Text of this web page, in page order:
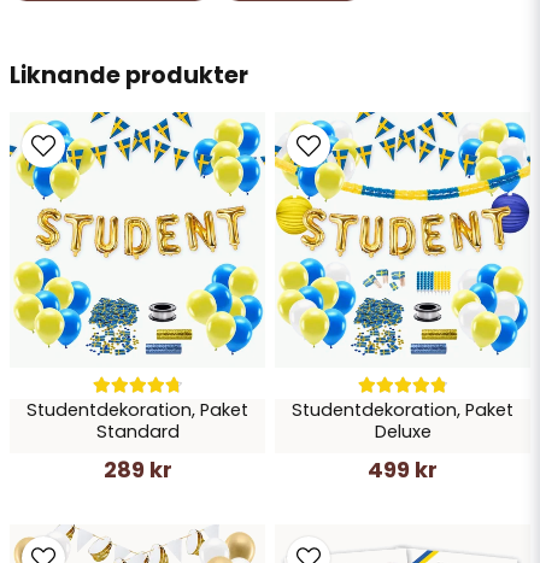
email
Mejladress
Ja, ni får publicera min fråga
Skicka fråga
Liknande produkter
Studentdekoration, Paket
Standard
289 kr
Studentdekoration, Paket
Deluxe
499 kr